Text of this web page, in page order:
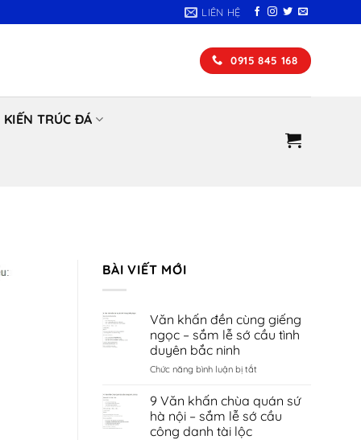
LIÊN HỆ
0915 845 168
KIẾN TRÚC ĐÁ
BÀI VIẾT MỚI
Văn khấn đền cùng giếng
ngọc – sắm lễ sớ cầu tình
duyên bắc ninh
Chức năng bình luận bị tắtở
khấn
đền
cùng
9 Văn khấn chùa quán sứ
hà nội – sắm lễ sớ cầu
công danh tài lộc